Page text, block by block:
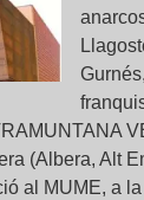
(Albera, Alt
al MUME, a